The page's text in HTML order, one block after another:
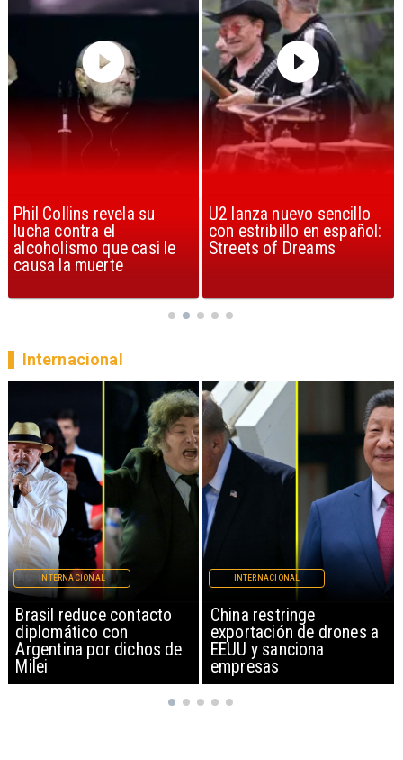
U2 lanza nuevo sencillo
con estribillo en español:
Streets of Dreams
“Africa” de Toto es
considerada la mejor
canción, según la ciencia
China restringe
exportación de drones a
EEUU y sanciona
empresas
INTERNACIONAL
Papa León XIV anuncia
gira por Sudamérica
INTERNACIONAL
Internacional